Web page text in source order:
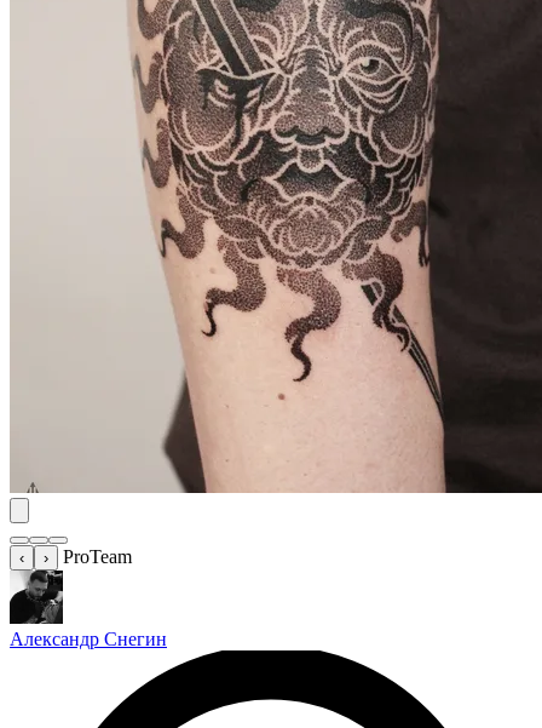
‹ › ProTeam
Александр Снегин